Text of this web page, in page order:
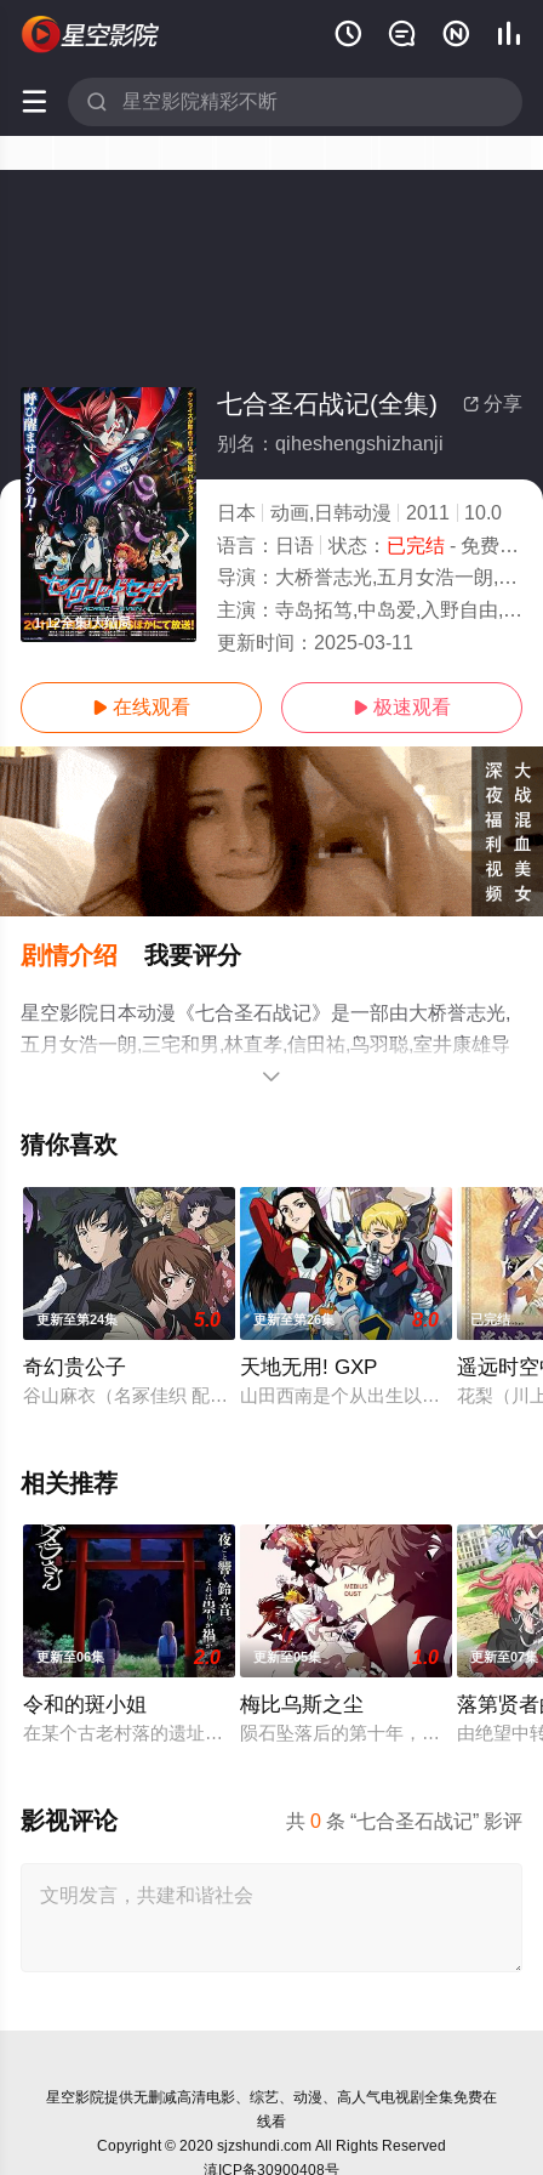
   
 
1-12全集/大结局
 分享
七合圣石战记(全集)
别名：qiheshengshizhanji
日本 动画,日韩动漫 2011
10.0
语言： 日语 状态： 已完结- 免费在线观看
导演： 大桥誉志光,五月女浩一朗,三宅和男,林直孝,信田祐,鸟羽聪,室井康雄
主演： 寺岛拓笃,中岛爱,入野自由,冈本信彦,伊藤加奈惠,野水伊织,小西克幸,大川透,山
更新时间： 2025-03-11
 在线观看  极速观看
剧情介绍 我要评分
星空影院日本动漫《七合圣石战记》是一部由大桥誉志光,
五月女浩一朗,三宅和男,林直孝,信田祐,鸟羽聪,室井康雄导
演执导，寺岛拓笃,中岛爱,入野自由,冈本信彦,伊藤加奈惠,
纱友里,三上枝织,赤羽根健治等演员精彩演绎的日本动漫，
减完整版动漫全集就上星空电影网，更多相关信息可移步
至豆瓣动漫、电视猫或剧情网等平台了解。

猜你喜欢
更新至第24集 5.0
奇幻贵公子
谷山麻衣（名冢佳织 配音）是个有预知和感应能力的高一女生
更新至第26集 8.0
天地无用! GXP
山田西南是个从出生以来就深受不幸
已完结
遥远时
花梨（川
相关推荐
更新至06集 2.0
令和的斑小姐
在某个古老村落的遗址深处，那一片禁止入内的区域里，存在着
更新至05集 1.0
梅比乌斯之尘
陨石坠落后的第十年，由于巨大结晶
更新至07集
落第贤
由绝望中
共0 条 “七合圣石战记” 影评
影视评论
星空影院提供无删减高清电影、综艺、动漫、高人气电视剧全集免费在
线看
Copyright © 2020 sjzshundi.com All Rights Reserved
滇ICP备30900408号